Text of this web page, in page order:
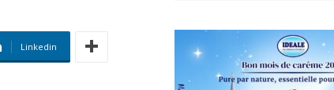
Linkedin